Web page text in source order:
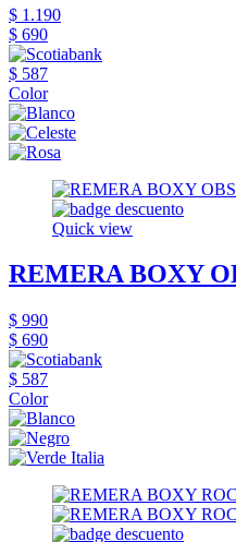
$ 1.190
$ 690
$ 587
Color
Quick view
REMERA BOXY
$ 990
$ 690
$ 587
Color